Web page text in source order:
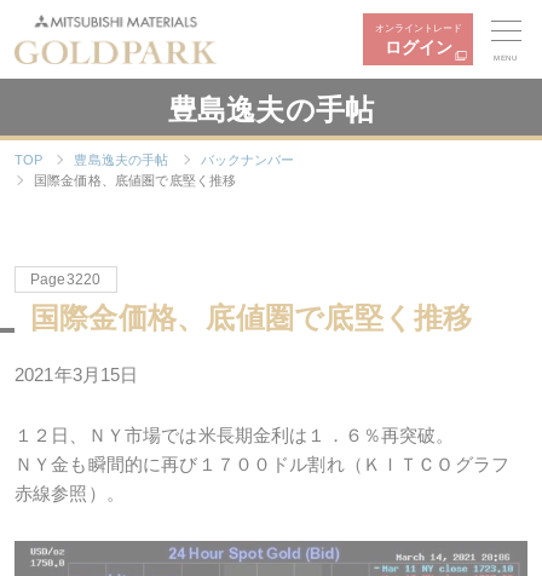
オンライントレード
ログイン
MENU
豊島逸夫の手帖
TOP 豊島逸夫の手帖
バックナンバー
国際金価格、底値圏で底堅く推移
Page3220
国際金価格、底値圏で底堅く推移
2021年3月15日
１２日、ＮＹ市場では米長期金利は１．６％再突破。
ＮＹ金も瞬間的に再び１７００ドル割れ（ＫＩＴＣＯグラフ
赤線参照）。